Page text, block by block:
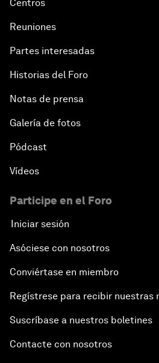
Centros
Reuniones
Partes interesadas
Historias del Foro
Notas de prensa
Galería de fotos
Pódcast
Vídeos
Participe en el Foro
Iniciar sesión
Asóciese con nosotros
Conviértase en miembro
Regístrese para recibir nuestras
Suscríbase a nuestros boletines
Contacte con nosotros